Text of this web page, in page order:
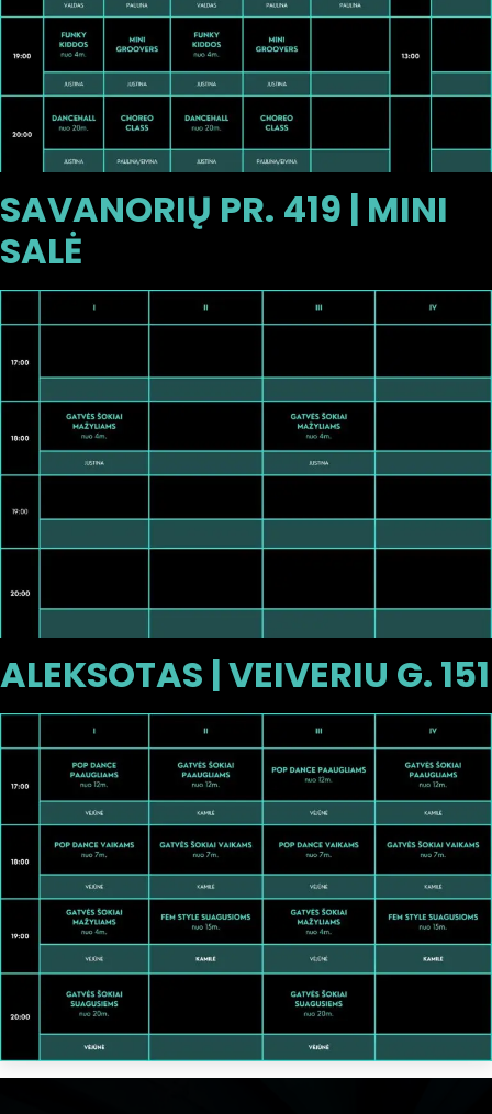
SAVANORIŲ PR. 419 | MINI
SALĖ
ALEKSOTAS | VEIVERIU G. 151